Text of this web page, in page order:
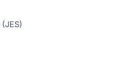
(JES)